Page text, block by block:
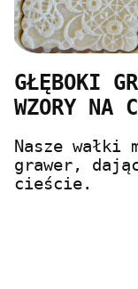
GŁĘBOKI
WZORY NA
Nasze wałki
grawer,
cieście.